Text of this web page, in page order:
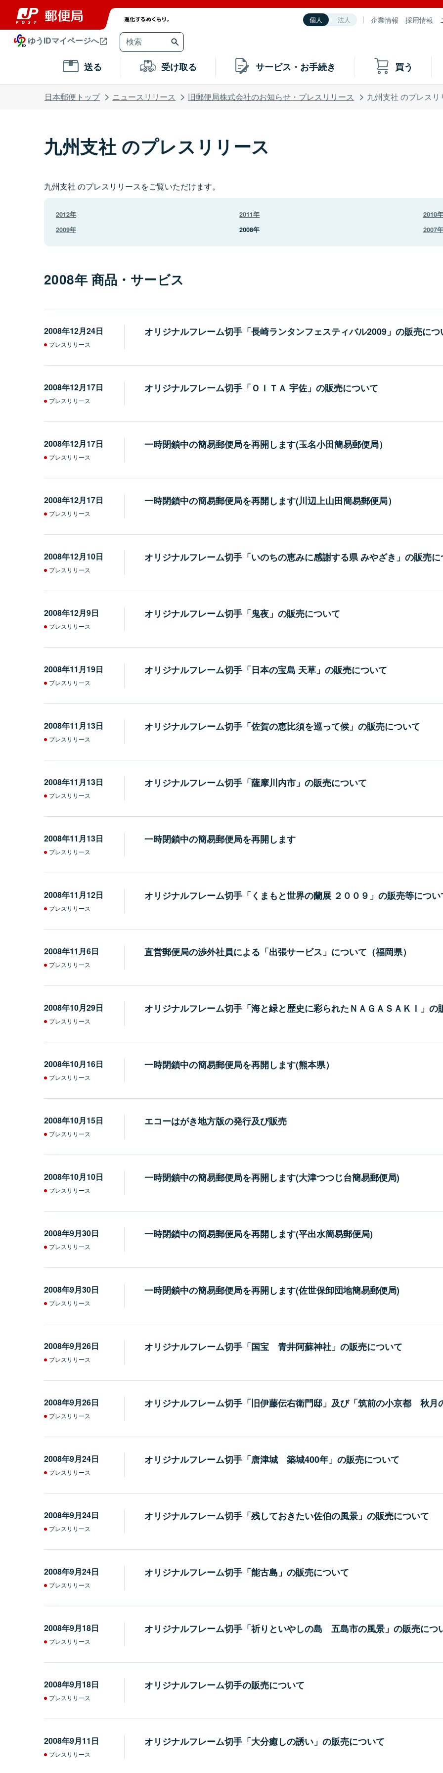
個人 法人 企業情報 採用情報
ゆうIDマイページへ
送る 受け取る サービス・お手続き 買う
日本郵便トップ ニュースリリース 旧郵便局株式会社のお知らせ・プレスリリース 九州支社 のプレスリ
九州支社 のプレスリリース
九州支社 のプレスリリースをご覧いただけます。
2012年 2011年
2010年
2009年
2008年 2007年
2008年 商品・サービス
2008年12月24日
プレスリリース
オリジナルフレーム切手「長崎ランタンフェスティバル2009」の販売につ
2008年12月17日
プレスリリース
オリジナルフレーム切手「ＯＩＴＡ 宇佐」の販売について
2008年12月17日
プレスリリース
一時閉鎖中の簡易郵便局を再開します(玉名小田簡易郵便局）
2008年12月17日
プレスリリース
一時閉鎖中の簡易郵便局を再開します(川辺上山田簡易郵便局）
2008年12月10日
プレスリリース
オリジナルフレーム切手「いのちの恵みに感謝する県 みやざき」の販売
2008年12月9日
プレスリリース
オリジナルフレーム切手「鬼夜」の販売について
2008年11月19日
プレスリリース
オリジナルフレーム切手「日本の宝島 天草」の販売について
2008年11月13日
プレスリリース
オリジナルフレーム切手「佐賀の恵比須を巡って候」の販売について
2008年11月13日
プレスリリース
オリジナルフレーム切手「薩摩川内市」の販売について
2008年11月13日
プレスリリース
一時閉鎖中の簡易郵便局を再開します
2008年11月12日
プレスリリース
オリジナルフレーム切手「くまもと世界の蘭展 ２００９」の販売等につい
2008年11月6日
プレスリリース
直営郵便局の渉外社員による「出張サービス」について（福岡県）
2008年10月29日
プレスリリース
オリジナルフレーム切手「海と緑と歴史に彩られたＮＡＧＡＳＡＫＩ」の
2008年10月16日
プレスリリース
一時閉鎖中の簡易郵便局を再開します(熊本県）
2008年10月15日
プレスリリース
エコーはがき地方版の発行及び販売
2008年10月10日
プレスリリース
一時閉鎖中の簡易郵便局を再開します(大津つつじ台簡易郵便局)
2008年9月30日
プレスリリース
一時閉鎖中の簡易郵便局を再開します(平出水簡易郵便局)
2008年9月30日
プレスリリース
一時閉鎖中の簡易郵便局を再開します(佐世保卸団地簡易郵便局)
2008年9月26日
プレスリリース
オリジナルフレーム切手「国宝 青井阿蘇神社」の販売について
2008年9月26日
プレスリリース
オリジナルフレーム切手「旧伊藤伝右衛門邸」及び「筑前の小京都 秋月
2008年9月24日
プレスリリース
オリジナルフレーム切手「唐津城 築城400年」の販売について
2008年9月24日
プレスリリース
オリジナルフレーム切手「残しておきたい佐伯の風景」の販売について
2008年9月24日
プレスリリース
オリジナルフレーム切手「能古島」の販売について
2008年9月18日
プレスリリース
オリジナルフレーム切手「祈りといやしの島 五島市の風景」の販売につ
2008年9月18日
プレスリリース
オリジナルフレーム切手の販売について
2008年9月11日
プレスリリース
オリジナルフレーム切手「大分癒しの誘い」の販売について